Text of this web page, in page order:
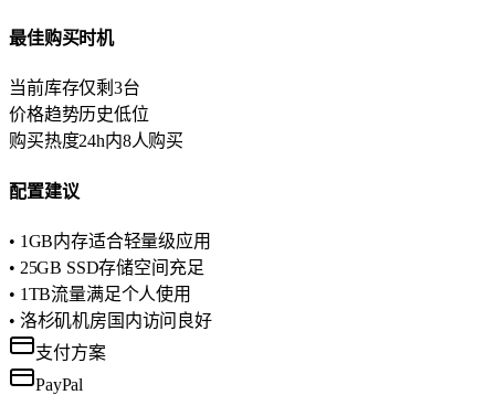
最佳购买时机
当前库存仅剩3台
价格趋势历史低位
购买热度24h内8人购买
配置建议
• 1GB内存适合轻量级应用
• 25GB SSD存储空间充足
• 1TB流量满足个人使用
• 洛杉矶机房国内访问良好
支付方案
PayPal